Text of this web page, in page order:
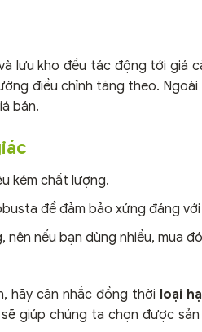
lưu kho đều tác động tới giá
điều chỉnh tăng theo. Ngoài
bán.
kém chất lượng.
để đảm bảo xứng đáng với
nên nếu bạn dùng nhiều, mua
hãy cân nhắc đồng thời loại
giúp chúng ta chọn được